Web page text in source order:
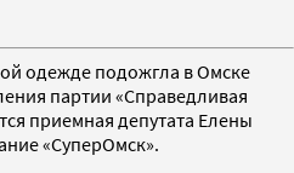
одежде подожгла в Омске
партии «Справедливая
приемная депутата Елены
«СуперОмск».